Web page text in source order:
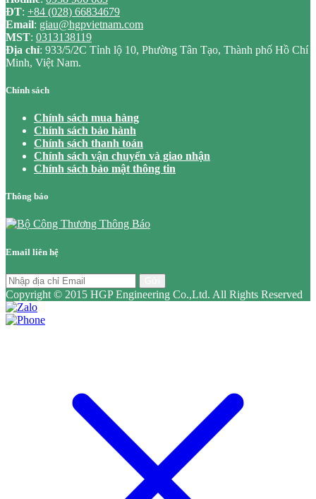
ĐT: +84 (028) 66834679
Email: giau@hgpvietnam.com
MST: 0313138119
Địa chỉ: 933/5/2C Tỉnh lộ 10, Phường Tân Tạo, Thành phố Hồ Chí
Minh, Việt Nam.
Chính sách
Chính sách mua hàng
Chính sách bảo hành
Chính sách thanh toán
Chính sách vận chuyển và giao nhận
Chính sách bảo mật thông tin
Thông báo
Email liên hệ
Copyright © 2015 HGP Engineering Co.,Ltd. All Rights Reserved